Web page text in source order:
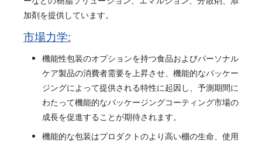
加剤を提供しています。
市場力学:
機能性包装のオプションを持つ食品およびパーソナル
ケア製品の消費者需要を上昇させ、機能的なパッケー
ジングによって提供される特性に起因し、予測期間に
わたって機能的なパッケージングコーティング市場の
成長を促進することが期待されます。
機能的な包装はプロダクトのより高い棚の生命、使用